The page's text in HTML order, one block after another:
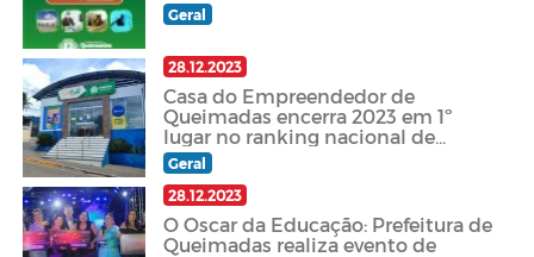
Geral
28.12.2023
Casa do Empreendedor de
Queimadas encerra 2023 em 1º
lugar no ranking nacional de
atendimentos e celebra o
desenvolvimento local
Geral
28.12.2023
O Oscar da Educação: Prefeitura de
Queimadas realiza evento de